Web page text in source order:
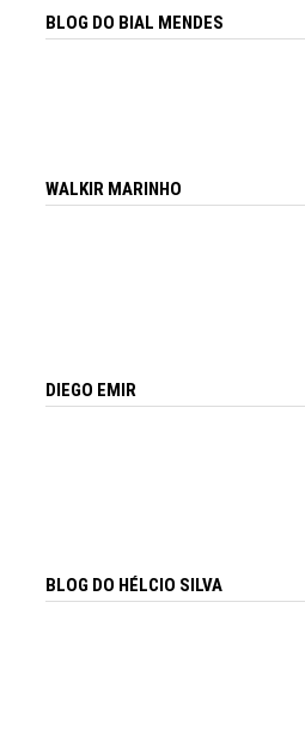
BLOG DO BIAL MENDES
WALKIR MARINHO
DIEGO EMIR
BLOG DO HÉLCIO SILVA